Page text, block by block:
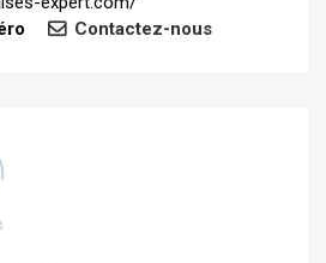
Contactez-nous